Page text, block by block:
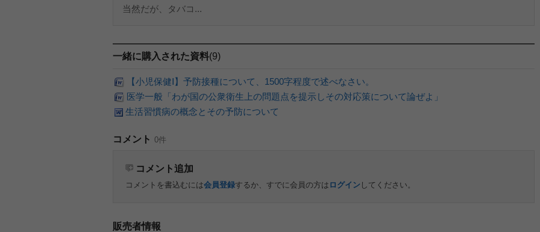
当然だが、タバコ...
一緒に購入された資料(9)
【小児保健Ⅰ】予防接種について、1500字程度で述べなさい。
医学一般「わが国の公衆衛生上の問題点を提示しその対応策について論ぜよ」
生活習慣病の概念とその予防について
コメント 0件
コメント追加
コメントを書込むには会員登録するか、すでに会員の方は ログイン してください。
販売者情報